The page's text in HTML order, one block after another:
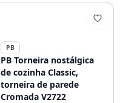
PB
PB Torneira nostálgica
de cozinha Classic,
torneira de parede
Cromada V2722